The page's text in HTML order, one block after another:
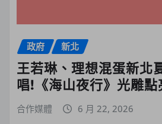
政府 新北
王若琳、理想混蛋新北
唱!《海山夜行》光雕點
合作媒體 6 月 22, 2026